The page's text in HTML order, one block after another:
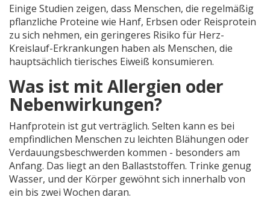
Einige Studien zeigen, dass Menschen, die regelmäßig
pflanzliche Proteine wie Hanf, Erbsen oder Reisprotein
zu sich nehmen, ein geringeres Risiko für Herz-
Kreislauf-Erkrankungen haben als Menschen, die
hauptsächlich tierisches Eiweiß konsumieren.
Was ist mit Allergien oder
Nebenwirkungen?
Hanfprotein ist gut verträglich. Selten kann es bei
empfindlichen Menschen zu leichten Blähungen oder
Verdauungsbeschwerden kommen - besonders am
Anfang. Das liegt an den Ballaststoffen. Trinke genug
Wasser, und der Körper gewöhnt sich innerhalb von
ein bis zwei Wochen daran.